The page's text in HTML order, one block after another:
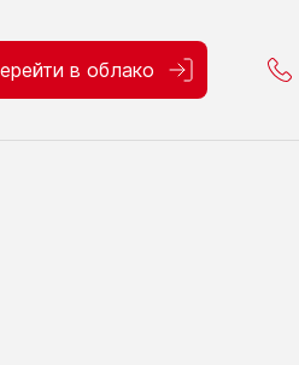
в облако